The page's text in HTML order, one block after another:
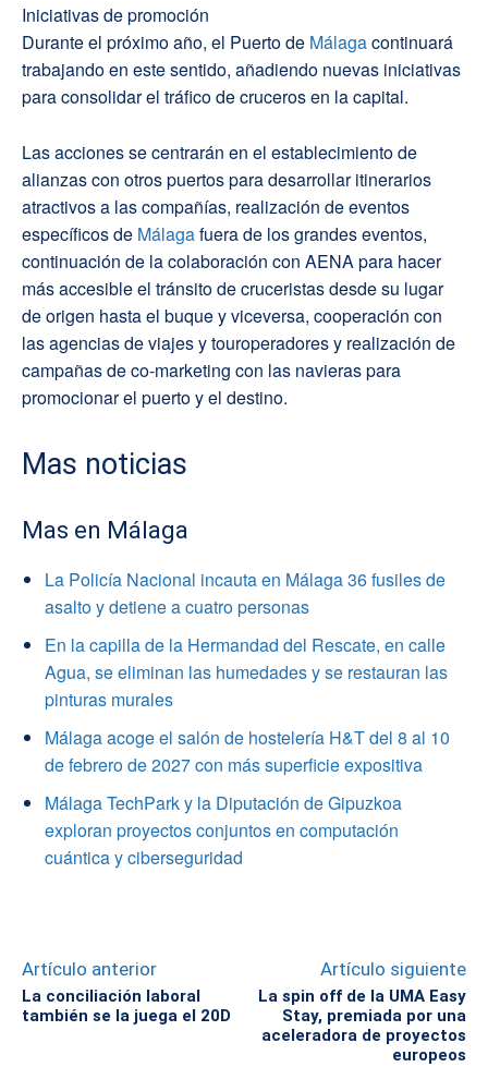
Iniciativas de promoción
Durante el próximo año, el Puerto de Málagacontinuará
trabajando en este sentido, añadiendo nuevas iniciativas
para consolidar el tráfico de cruceros en la capital.
Las acciones se centrarán en el establecimiento de
alianzas con otros puertos para desarrollar itinerarios
atractivos a las compañías, realización de eventos
específicos de Málagafuera de los grandes eventos,
continuación de la colaboración con AENA para hacer
más accesible el tránsito de cruceristas desde su lugar
de origen hasta el buque y viceversa, cooperación con
las agencias de viajes y touroperadores y realización de
campañas de co-marketing con las navieras para
promocionar el puerto y el destino.
Mas noticias
Mas en Málaga
La Policía Nacional incauta en Málaga 36 fusiles de
asalto y detiene a cuatro personas
En la capilla de la Hermandad del Rescate, en calle
Agua, se eliminan las humedades y se restauran las
pinturas murales
Málaga acoge el salón de hostelería H&T del 8 al 10
de febrero de 2027 con más superficie expositiva
Málaga TechPark y la Diputación de Gipuzkoa
exploran proyectos conjuntos en computación
cuántica y ciberseguridad
Artículo anterior
La conciliación laboral
también se la juega el 20D
Artículo siguiente
La spin off de la UMA Easy
Stay, premiada por una
aceleradora de proyectos
europeos